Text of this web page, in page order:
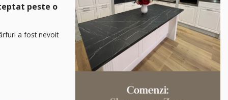
peste o
a fost nevoit